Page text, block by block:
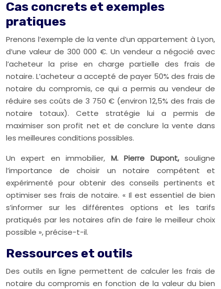
Cas concrets et exemples
pratiques
Prenons l’exemple de la vente d’un appartement à Lyon,
d’une valeur de 300 000 €. Un vendeur a négocié avec
l’acheteur la prise en charge partielle des frais de
notaire. L’acheteur a accepté de payer 50% des frais de
notaire du compromis, ce qui a permis au vendeur de
réduire ses coûts de 3 750 € (environ 12,5% des frais de
notaire totaux). Cette stratégie lui a permis de
maximiser son profit net et de conclure la vente dans
les meilleures conditions possibles.
Un expert en immobilier, M. Pierre Dupont,souligne
l’importance de choisir un notaire compétent et
expérimenté pour obtenir des conseils pertinents et
optimiser ses frais de notaire. « Il est essentiel de bien
s’informer sur les différentes options et les tarifs
pratiqués par les notaires afin de faire le meilleur choix
possible », précise-t-il.
Ressources et outils
Des outils en ligne permettent de calculer les frais de
notaire du compromis en fonction de la valeur du bien